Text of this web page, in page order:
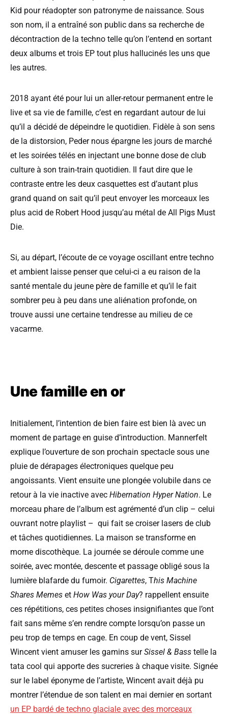
Kid pour réadopter son patronyme de naissance. Sous
son nom, il a entraîné son public dans sa recherche de
décontraction de la techno telle qu’on l’entend en sortant
deux albums et trois EP tout plus hallucinés les uns que
les autres.
2018 ayant été pour lui un aller-retour permanent entre le
live et sa vie de famille, c’est en regardant autour de lui
qu’il a décidé de dépeindre le quotidien. Fidèle à son sens
de la distorsion, Peder nous épargne les jours de marché
et les soirées télés en injectant une bonne dose de club
culture à son train-train quotidien. Il faut dire que le
contraste entre les deux casquettes est d’autant plus
grand quand on sait qu’il peut envoyer les morceaux les
plus acid de Robert Hood jusqu’au métal de All Pigs Must
Die.
Si, au départ, l’écoute de ce voyage oscillant entre techno
et ambient laisse penser que celui-ci a eu raison de la
santé mentale du jeune père de famille et qu’il le fait
sombrer peu à peu dans une aliénation profonde, on
trouve aussi une certaine tendresse au milieu de ce
vacarme.
Une famille en or
Initialement, l’intention de bien faire est bien là avec un
moment de partage en guise d’introduction. Mannerfelt
explique l’ouverture de son prochain spectacle sous une
pluie de dérapages électroniques quelque peu
angoissants. Vient ensuite une plongée volubile dans ce
retour à la vie inactive avec Hibernation Hyper Nation. Le
morceau phare de l’album est agrémenté d’un clip – celui
ouvrant notre playlist – qui fait se croiser lasers de club
et tâches quotidiennes. La maison se transforme en
morne discothèque. La journée se déroule comme une
soirée, avec montée, descente et passage obligé sous la
lumière blafarde du fumoir. Cigarettes, This Machine
Shares Memes et How Was your Day? rappellent ensuite
ces répétitions, ces petites choses insignifiantes que l’ont
fait sans même s’en rendre compte lorsqu’on passe un
peu trop de temps en cage. En coup de vent, Sissel
Wincent vient amuser les gamins surSissel & Bass telle la
tata cool qui apporte des sucreries à chaque visite. Signée
sur le label éponyme de l’artiste, Wincent avait déjà pu
montrer l’étendue de son talent en mai dernier en sortant
un EP bardé de techno glaciale avec des morceaux